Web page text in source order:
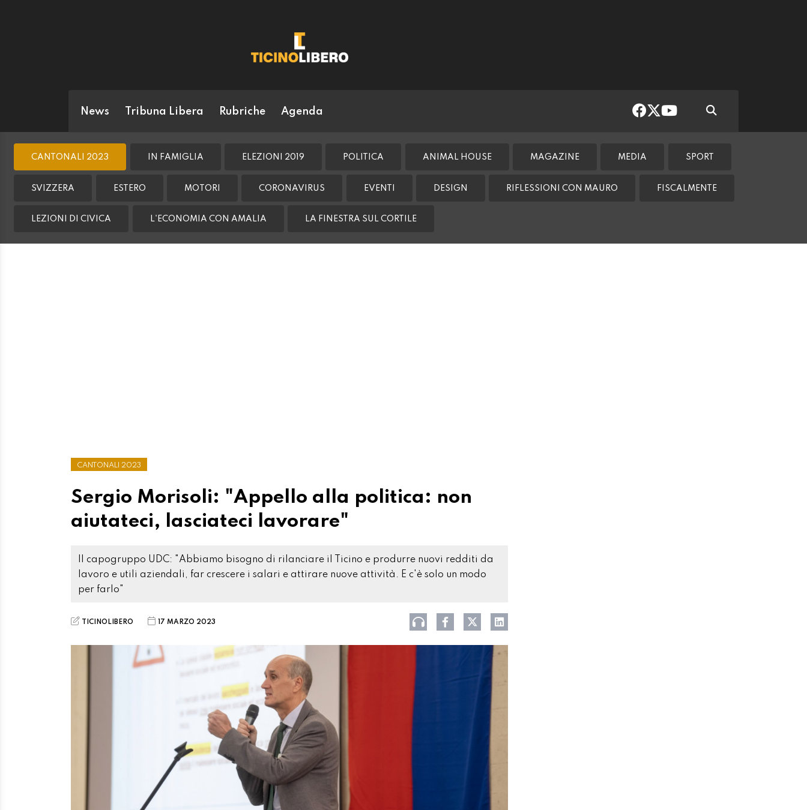
News Tribuna Libera Rubriche Agenda
CANTONALI 2023 IN FAMIGLIA ELEZIONI 2019 POLITICA ANIMAL HOUSE MAGAZINE MEDIA SPORT
SVIZZERA ESTERO MOTORI CORONAVIRUS EVENTI DESIGN RIFLESSIONI CON MAURO FISCALMENTE
LEZIONI DI CIVICA L'ECONOMIA CON AMALIA LA FINESTRA SUL CORTILE
CANTONALI 2023
Sergio Morisoli: "Appello alla politica: non
aiutateci, lasciateci lavorare"
Il capogruppo UDC: "Abbiamo bisogno di rilanciare il Ticino e produrre nuovi redditi da
lavoro e utili aziendali, far crescere i salari e attirare nuove attività. E c'è solo un modo
per farlo"
TICINOLIBERO 17 MARZO 2023